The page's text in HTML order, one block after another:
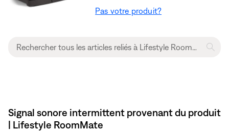
Pas votre produit?
Signal sonore intermittent provenant du produit
| Lifestyle RoomMate